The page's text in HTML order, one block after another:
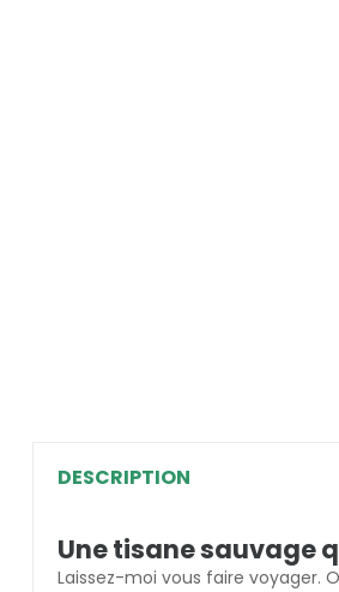
DESCRIPTION
Une tisane sauvage
Laissez-moi vous faire voyager.